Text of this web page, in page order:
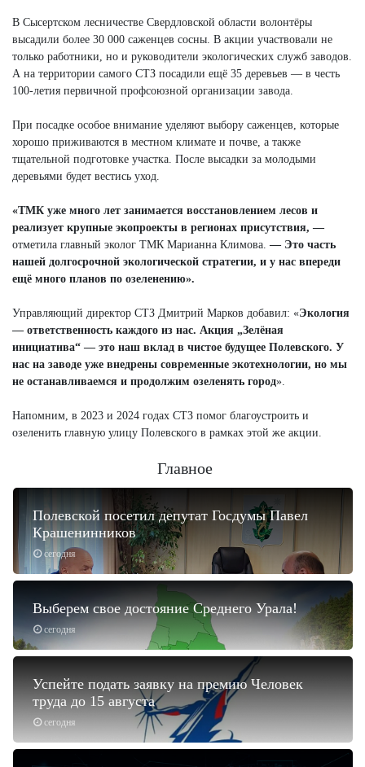
В Сысертском лесничестве Свердловской области волонтёры
высадили более 30 000 саженцев сосны. В акции участвовали не
только работники, но и руководители экологических служб заводов.
А на территории самого СТЗ посадили ещё 35 деревьев — в честь
100-летия первичной профсоюзной организации завода.
При посадке особое внимание уделяют выбору саженцев, которые
хорошо приживаются в местном климате и почве, а также
тщательной подготовке участка. После высадки за молодыми
деревьями будет вестись уход.
«ТМК уже много лет занимается восстановлением лесов и
реализует крупные экопроекты в регионах присутствия, —
отметила главный эколог ТМК Марианна Климова. — Это часть
нашей долгосрочной экологической стратегии, и у нас впереди
ещё много планов по озеленению».
Управляющий директор СТЗ Дмитрий Марков добавил: «Экология
— ответственность каждого из нас. Акция „Зелёная
инициатива“ — это наш вклад в чистое будущее Полевского. У
нас на заводе уже внедрены современные экотехнологии, но мы
не останавливаемся и продолжим озеленять город».
Напомним, в 2023 и 2024 годах СТЗ помог благоустроить и
озеленить главную улицу Полевского в рамках этой же акции.
Главное
сегодня
Полевской посетил депутат Госдумы Павел
Крашенинников
сегодня
Выберем свое достояние Среднего Урала!
сегодня
Успейте подать заявку на премию Человек
труда до 15 августа